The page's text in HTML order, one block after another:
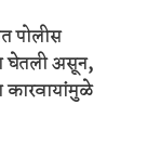
पोलीस
घेतली असून,
कारवायांमुळे